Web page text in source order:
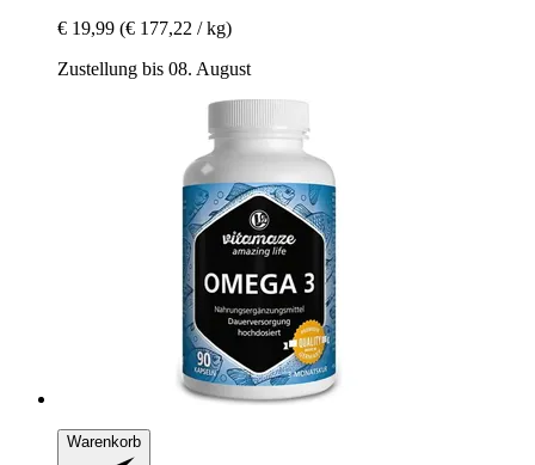
€ 19,99 (€ 177,22 / kg)
Zustellung bis 08. August
Warenkorb